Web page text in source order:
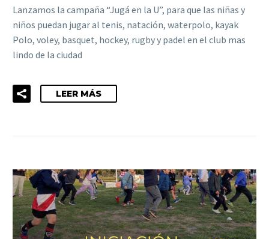
Lanzamos la campaña “Jugá en la U”, para que las niñas y
niños puedan jugar al tenis, natación, waterpolo, kayak
Polo, voley, basquet, hockey, rugby y padel en el club mas
lindo de la ciudad
LEER MÁS